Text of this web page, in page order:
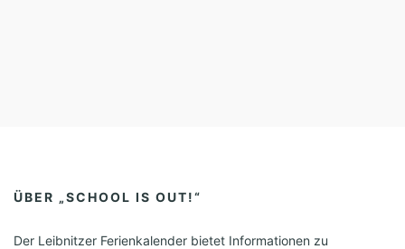
ÜBER „SCHOOL IS OUT!“
Der Leibnitzer Ferienkalender bietet Informationen zu